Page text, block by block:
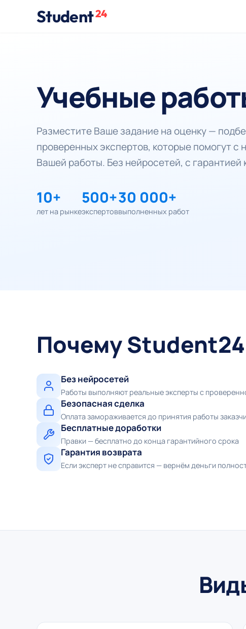
Student24
Учебные
Разместите Ваше задание на оценку —
проверенных экспертов, которые помогут с
Вашей работы. Без нейросетей, с гарантией
10+
лет на рынке
500+
экспертов
30 000+
выполненных работ
Почему Student24
Без нейросетей
Работы выполняют реальные эксперты с
Безопасная сделка
Оплата замораживается до принятия работы
Бесплатные доработки
Правки — бесплатно до конца гарантийного срока
Гарантия возврата
Если эксперт не справится — вернём деньги